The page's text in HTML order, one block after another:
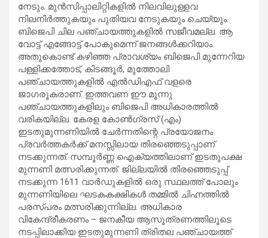
നേടും. മുൻസിപ്പാലിറ്റികളിൽ നിലവിലുള്ളവ
നിലനിർത്തുകയും പുതിയവ നേടുകയും ചെയ്യും.
ബിജെപി ചില പഞ്ചായത്തുകളിൽ സജീവമല്ല. ആ
വോട്ട് എങ്ങോട്ട് പോകുമെന്ന് ജനങ്ങൾക്കറിയാം.
അതുകൊണ്ട് കഴിഞ്ഞ പ്രാവശ്യം ബിജെപി മുന്നേറിയ
പള്ളിക്കത്തോട്, കിടങ്ങൂർ, മുത്തോലി
പഞ്ചായത്തുകളിൽ എൽഡിഎഫ് വളരെ
ജാഗരൂകരാണ്. ഇത്തവണ ഈ മൂന്നു
പഞ്ചായത്തുകളിലും ബിജെപി അധികാരത്തിൽ
വരികയില്ല. കേരള കോൺഗ്രസ് (എം)
ഇടതുമുന്നണിയിൽ ചേർന്നതിന്റെ പ്രയോജനം
പ്രവർത്തകർക്ക് മനസ്സിലായ തിരഞ്ഞെടുപ്പാണ്
നടക്കുന്നത്. സമ്പൂർണ്ണ ഐക്യത്തിലാണ് ഇടതുപക്ഷ
മുന്നണി മത്സരിക്കുന്നത്. ജില്ലയിൽ തിരഞ്ഞെടുപ്പ്
നടക്കുന്ന 1611 വാർഡുകളിൽ ഒരു സ്ഥലത്ത് പോലും
മുന്നണിയിലെ ഘടകകക്ഷികൾ തമ്മിൽ ചിഹ്നത്തിൽ
പരസ്പരം മത്സരിക്കുന്നില്ല. അധികാര
വികേന്ദ്രീകരണം – ജനകീയ ആസൂത്രണത്തിലൂടെ
നടപ്പിലാക്കിയ ഇടതുമുന്നണി ത്രിതല പഞ്ചായത്ത്